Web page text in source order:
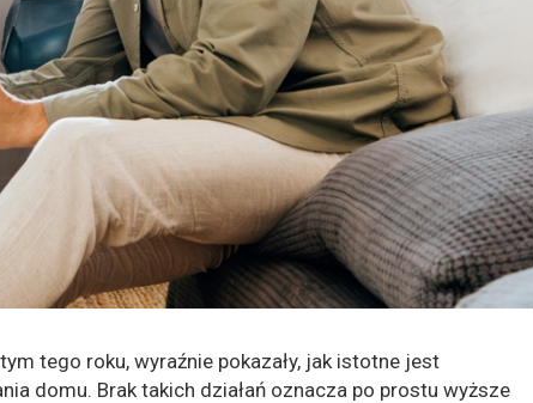
tego roku, wyraźnie pokazały, jak istotne jest
domu. Brak takich działań oznacza po prostu wyższe